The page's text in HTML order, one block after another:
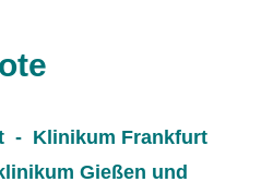
- Klinikum Frankfurt
Gießen und